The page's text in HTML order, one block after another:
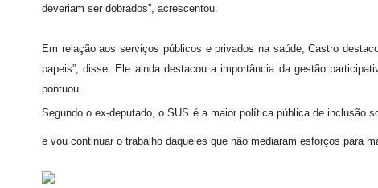
deveriam ser dobrados”, acrescentou.
Em relação aos serviços públicos e privados na saúde, Castro destacou que o público deve exercer o papel de controlar e fiscalizar. “Cabe ao privado complementar o público e não deve haver uma inversão de
papeis”, disse. Ele ainda destacou a importância da gestão
pontuou.
Segundo o ex-deputado, o SUS é a maior política pública de inclusão
e vou continuar o trabalho daqueles que não mediaram esforços para